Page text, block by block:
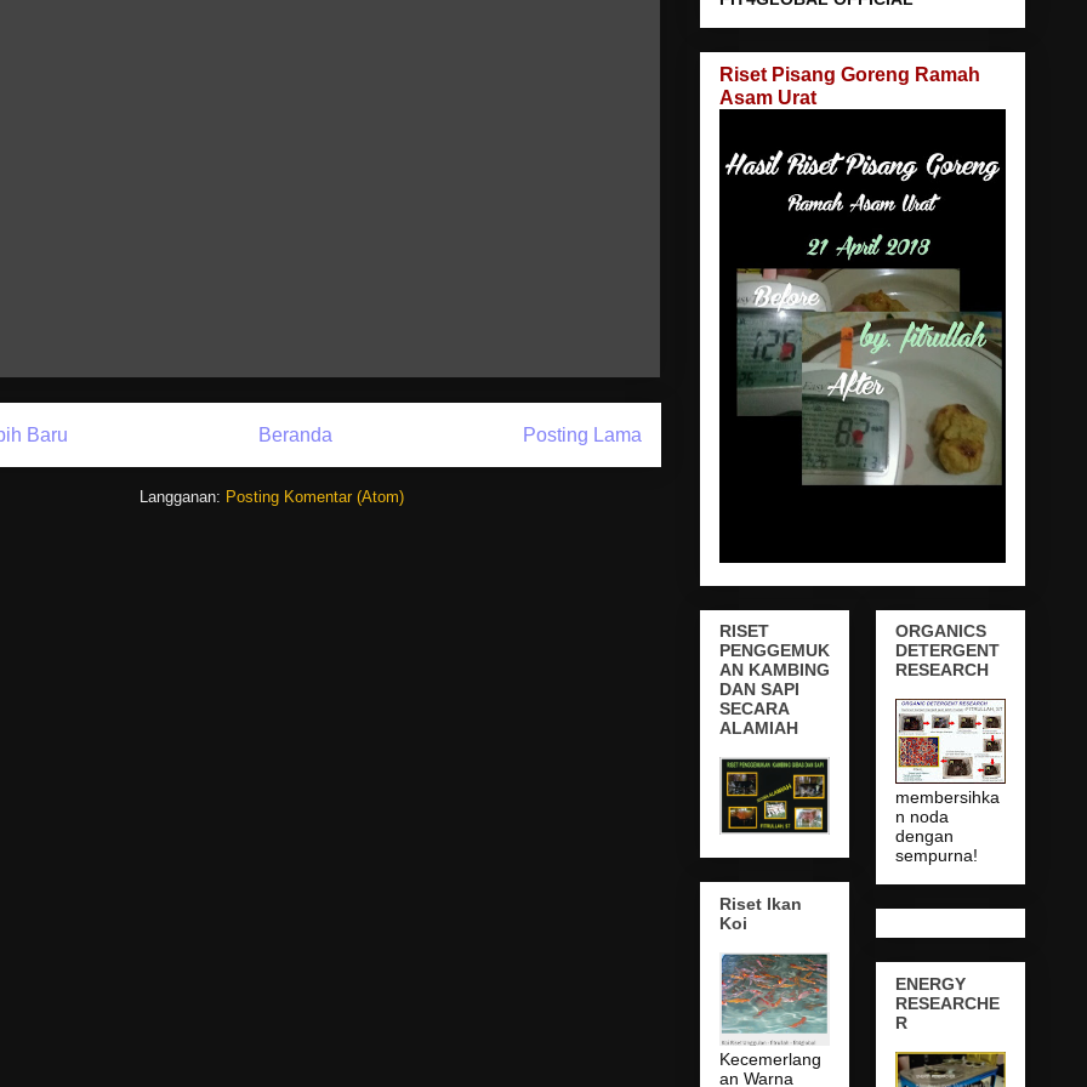
Baru Posting Lama
Beranda
Langganan: Posting Komentar (Atom)
Riset Pisang Goreng Ramah
Asam Urat
RISET
PENGGEMUK
AN KAMBING
DAN SAPI
SECARA
ALAMIAH
Riset Ikan
Koi
Kecemerlang
an Warna
ORGANICS
DETERGENT
RESEARCH
membersihka
n noda
dengan
sempurna!
ENERGY
RESEARCHE
R